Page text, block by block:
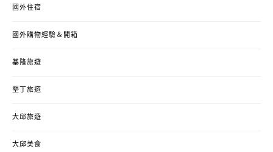
國外住宿
國外購物經驗＆開箱
基隆旅遊
墾丁旅遊
大邱旅遊
大邱美食